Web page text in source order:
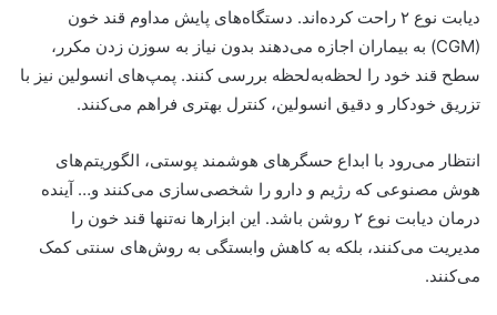
دیابت نوع ۲ راحت کرده‌اند. دستگاه‌های پایش مداوم قند خون
(CGM) به بیماران اجازه می‌دهند بدون نیاز به سوزن زدن مکرر،
سطح قند خود را لحظه‌به‌لحظه بررسی کنند. پمپ‌های انسولین نیز با
تزریق خودکار و دقیق انسولین، کنترل بهتری فراهم می‌کنند.
انتظار می‌رود با ابداع حسگرهای هوشمند پوستی، الگوریتم‌های
هوش مصنوعی که رژیم و دارو را شخصی‌سازی می‌کنند و… آینده
درمان دیابت نوع ۲ روشن باشد. این ابزارها نه‌تنها قند خون را
مدیریت می‌کنند، بلکه به کاهش وابستگی به روش‌های سنتی کمک
می‌کنند.